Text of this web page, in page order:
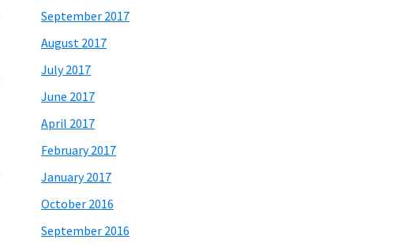
September 2017
August 2017
July 2017
June 2017
April 2017
February 2017
January 2017
October 2016
September 2016